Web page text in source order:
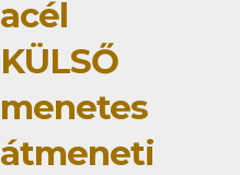
acél
KÜLSŐ
menetes
átmeneti